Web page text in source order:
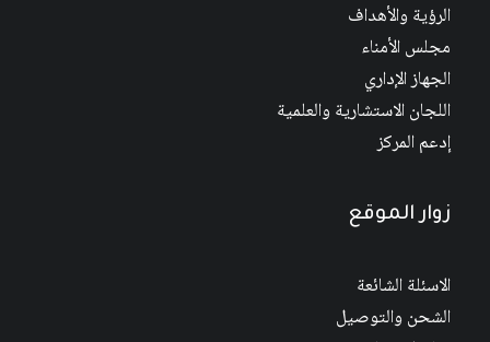
الرؤية والأهداف
مجلس الأمناء
الجهاز الإداري
اللجان الاستشارية والعلمية
إدعم المركز
زوار الموقع
الاسئلة الشائعة
الشحن والتوصيل